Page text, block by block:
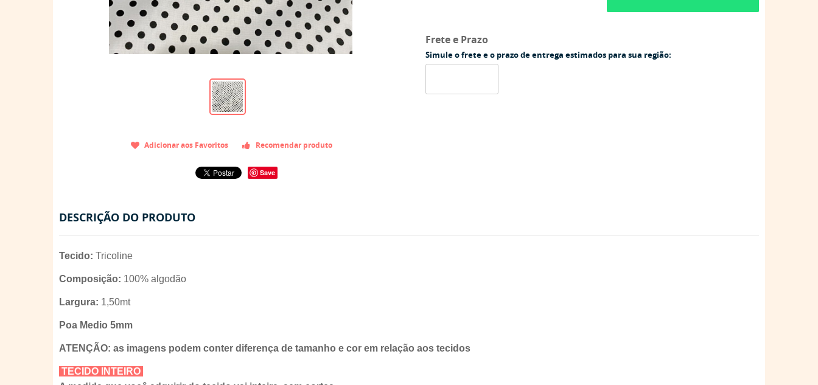
Adicionar aos Favoritos Recomendar produto
Save
Frete e Prazo
Simule o frete e o prazo de entrega estimados para sua região:
DESCRIÇÃO DO PRODUTO
Tecido: Tricoline
Composição: 100% algodão
Largura: 1,50mt
Poa Medio 5mm
ATENÇÃO: as imagens podem conter diferença de tamanho e cor em relação aos tecidos
TECIDO INTEIRO